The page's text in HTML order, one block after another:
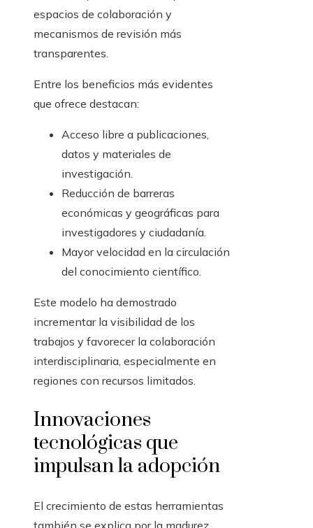
espacios de colaboración y
mecanismos de revisión más
transparentes.
Entre los beneficios más evidentes
que ofrece destacan:
Acceso libre a publicaciones,
datos y materiales de
investigación.
Reducción de barreras
económicas y geográficas para
investigadores y ciudadanía.
Mayor velocidad en la circulación
del conocimiento científico.
Este modelo ha demostrado
incrementar la visibilidad de los
trabajos y favorecer la colaboración
interdisciplinaria, especialmente en
regiones con recursos limitados.
Innovaciones
tecnológicas que
impulsan la adopción
El crecimiento de estas herramientas